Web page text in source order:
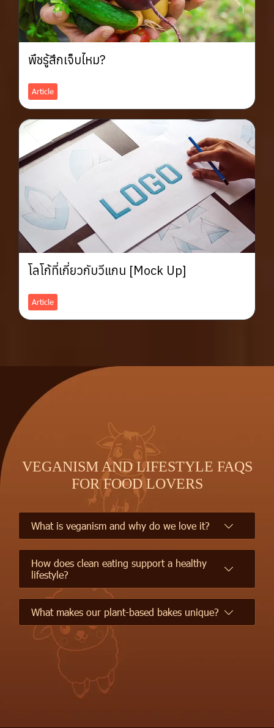
พืชรู้สึกเจ็บไหม?
Article
โลโก้ที่เกี่ยวกับวีแกน [Mock Up]
Article
VEGANISM AND LIFESTYLE FAQS
FOR FOOD LOVERS
What is veganism and why do we love it?
How does clean eating support a healthy
lifestyle?
What makes our plant-based bakes unique?